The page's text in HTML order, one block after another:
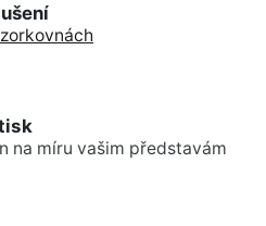
na míru vašim představám